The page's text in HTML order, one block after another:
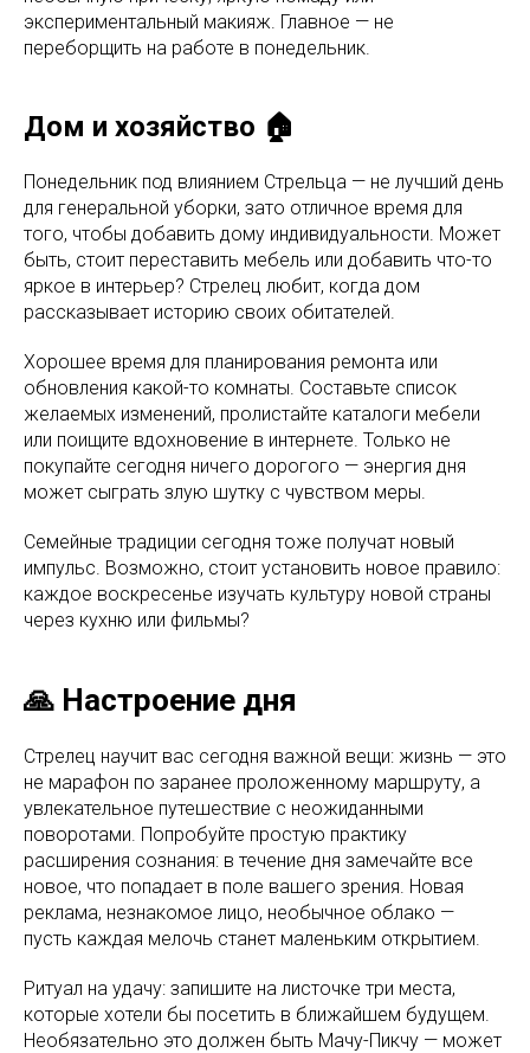
экспериментальный макияж. Главное — не
переборщить на работе в понедельник.
Дом и хозяйство 🏠
Понедельник под влиянием Стрельца — не лучший день
для генеральной уборки, зато отличное время для
того, чтобы добавить дому индивидуальности. Может
быть, стоит переставить мебель или добавить что-то
яркое в интерьер? Стрелец любит, когда дом
рассказывает историю своих обитателей.
Хорошее время для планирования ремонта или
обновления какой-то комнаты. Составьте список
желаемых изменений, пролистайте каталоги мебели
или поищите вдохновение в интернете. Только не
покупайте сегодня ничего дорогого — энергия дня
может сыграть злую шутку с чувством меры.
Семейные традиции сегодня тоже получат новый
импульс. Возможно, стоит установить новое правило:
каждое воскресенье изучать культуру новой страны
через кухню или фильмы?
🙏 Настроение дня
Стрелец научит вас сегодня важной вещи: жизнь — это
не марафон по заранее проложенному маршруту, а
увлекательное путешествие с неожиданными
поворотами. Попробуйте простую практику
расширения сознания: в течение дня замечайте все
новое, что попадает в поле вашего зрения. Новая
реклама, незнакомое лицо, необычное облако —
пусть каждая мелочь станет маленьким открытием.
Ритуал на удачу: запишите на листочке три места,
которые хотели бы посетить в ближайшем будущем.
Необязательно это должен быть Мачу-Пикчу — может